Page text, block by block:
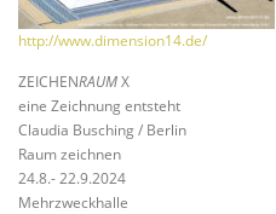
http://www.dimension14.de/
ZEICHENRAUMX
eine Zeichnung entsteht
Claudia Busching / Berlin
Raum zeichnen
24.8.- 22.9.2024
Mehrzweckhalle